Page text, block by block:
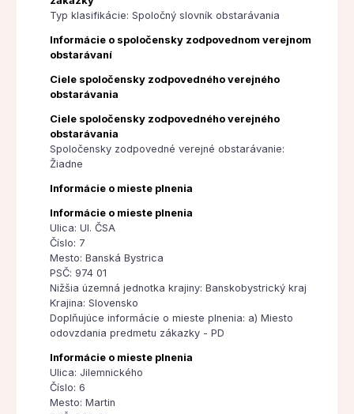
Typ klasifikácie: Spoločný slovník obstarávania
Informácie o spoločensky zodpovednom verejnom
obstarávaní
Ciele spoločensky zodpovedného verejného
obstarávania
Ciele spoločensky zodpovedného verejného
obstarávania
Spoločensky zodpovedné verejné obstarávanie:
Žiadne
Informácie o mieste plnenia
Informácie o mieste plnenia
Ulica: Ul. ČSA
Číslo: 7
Mesto: Banská Bystrica
PSČ: 974 01
Nižšia územná jednotka krajiny: Banskobystrický kraj
Krajina: Slovensko
Doplňujúce informácie o mieste plnenia: a) Miesto
odovzdania predmetu zákazky - PD
Informácie o mieste plnenia
Ulica: Jilemnického
Číslo: 6
Mesto: Martin